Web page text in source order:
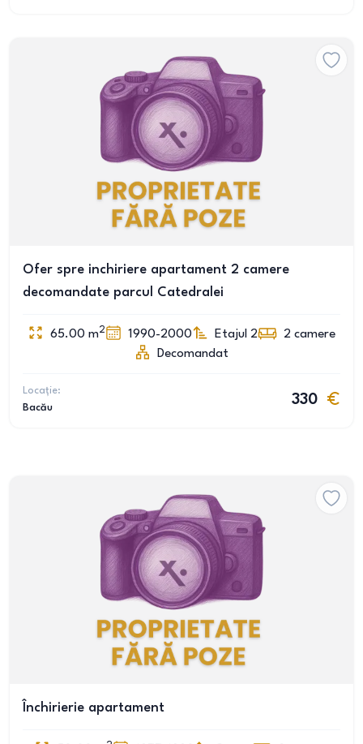
Ofer spre inchiriere apartament 2 camere
decomandate parcul Catedralei
65.00 m2 1990-2000 Etajul 2 2 camere
Decomandat
Locație:
Bacău
330
Închirierie apartament